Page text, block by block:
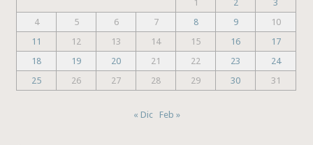
1
2
3
4
5 6 7 8 9
10
11
12 13 14 15 16
17
18
19 20 21 22 23
24
25
26 27 28 29 30 31
« Dic Feb »